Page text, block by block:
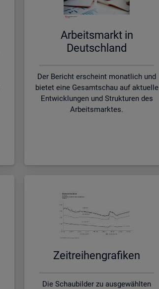
Ar­beits­markt in
Deutsch­land
Der Bericht erscheint monatlich und
bietet eine Gesamtschau auf aktuelle
Entwicklungen und Strukturen des
Arbeitsmarktes.
Zeit­rei­hen­gra­fi­ken
Die Schaubilder zu ausgewählten